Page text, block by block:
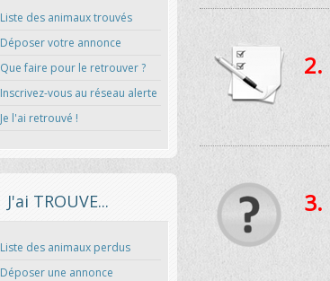
Liste des animaux trouvés
Déposer votre annonce
Que faire pour le retrouver ?
Inscrivez-vous au réseau alerte
Je l'ai retrouvé !
J'ai TROUVE...
Liste des animaux perdus
Déposer une annonce
2.
3.